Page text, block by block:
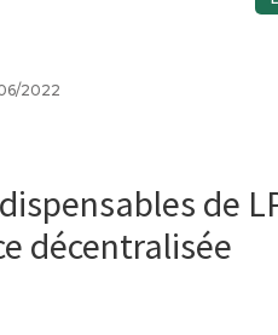
2022
de
décentralisée